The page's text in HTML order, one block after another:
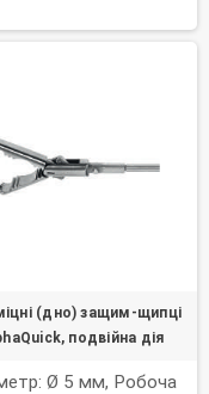
(дно) защим-щипці
подвійна дія
Ø 5 мм, Робоча